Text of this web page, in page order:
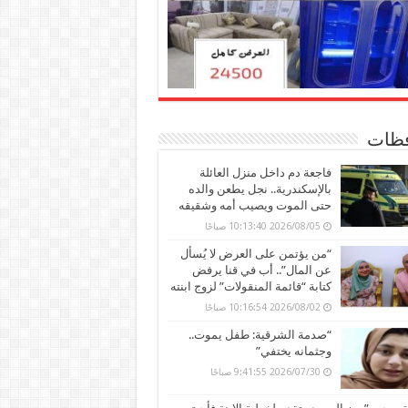
فاجعة دم داخل منزل العائلة
بالإسكندرية.. نجل يطعن والده
حتى الموت ويصيب أمه وشقيقه
2026/08/05 10:13:40 صباحًا
“من يؤتمن على العرض لا يُسأل
عن المال”.. أب في قنا يرفض
كتابة “قائمة المنقولات” لزوج ابنته
2026/08/02 10:16:54 صباحًا
“صدمة الشرقية: طفل يموت..
وجثمانه يختفي”
2026/07/30 9:41:55 صباحًا